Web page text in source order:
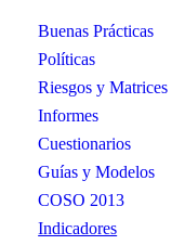
Buenas Prácticas
Políticas
Riesgos y Matrices
Informes
Cuestionarios
Guías y Modelos
COSO 2013
Indicadores